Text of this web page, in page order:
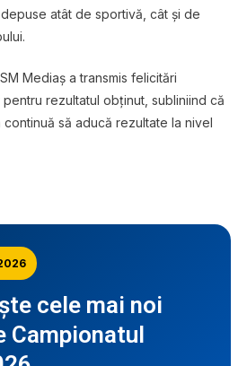
atât de sportivă, cât și de
Mediaș a transmis felicitări
rezultatul obținut, subliniind că
să aducă rezultate la nivel
cele mai noi
Campionatul